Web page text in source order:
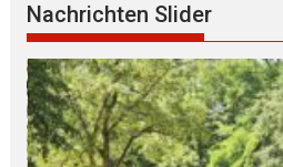
Nachrichten Slider